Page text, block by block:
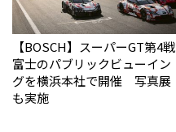
【BOSCH】スーパーGT第4戦
富士のパブリックビューイン
グを横浜本社で開催 写真展
も実施